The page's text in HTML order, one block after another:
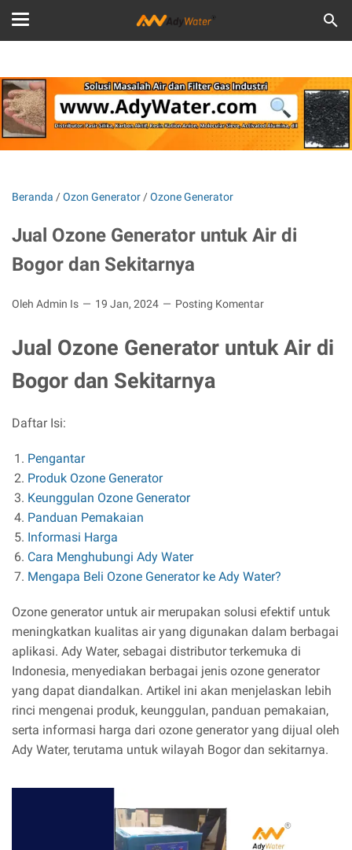
Beranda /Ozon Generator/Ozone Generator
Jual Ozone Generator untuk Air di
Bogor dan Sekitarnya
Oleh Admin Is 19 Jan, 2024 Posting Komentar
Jual Ozone Generator untuk Air di
Bogor dan Sekitarnya
Daftar Isi:
Pengantar
Produk Ozone Generator
Keunggulan Ozone Generator
Panduan Pemakaian
Informasi Harga
Cara Menghubungi Ady Water
Mengapa Beli Ozone Generator ke Ady Water?
Ozone generator untuk air merupakan solusi efektif untuk
meningkatkan kualitas air yang digunakan dalam berbagai
aplikasi. Ady Water, sebagai distributor terkemuka di
Indonesia, menyediakan berbagai jenis ozone generator
yang dapat diandalkan. Artikel ini akan menjelaskan lebih
rinci mengenai produk, keunggulan, panduan pemakaian,
serta informasi harga dari ozone generator yang dijual oleh
Ady Water, terutama untuk wilayah Bogor dan sekitarnya.